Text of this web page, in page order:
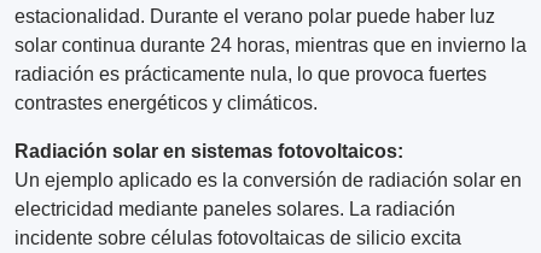
estacionalidad. Durante el verano polar puede haber luz
solar continua durante 24 horas, mientras que en invierno la
radiación es prácticamente nula, lo que provoca fuertes
contrastes energéticos y climáticos.
Radiación solar en sistemas fotovoltaicos:
Un ejemplo aplicado es la conversión de radiación solar en
electricidad mediante paneles solares. La radiación
incidente sobre células fotovoltaicas de silicio excita